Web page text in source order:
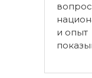
вопрос
и опыт